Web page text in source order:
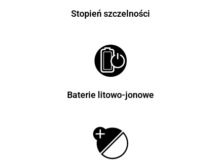
Stopień szczelności
Baterie litowo-jonowe